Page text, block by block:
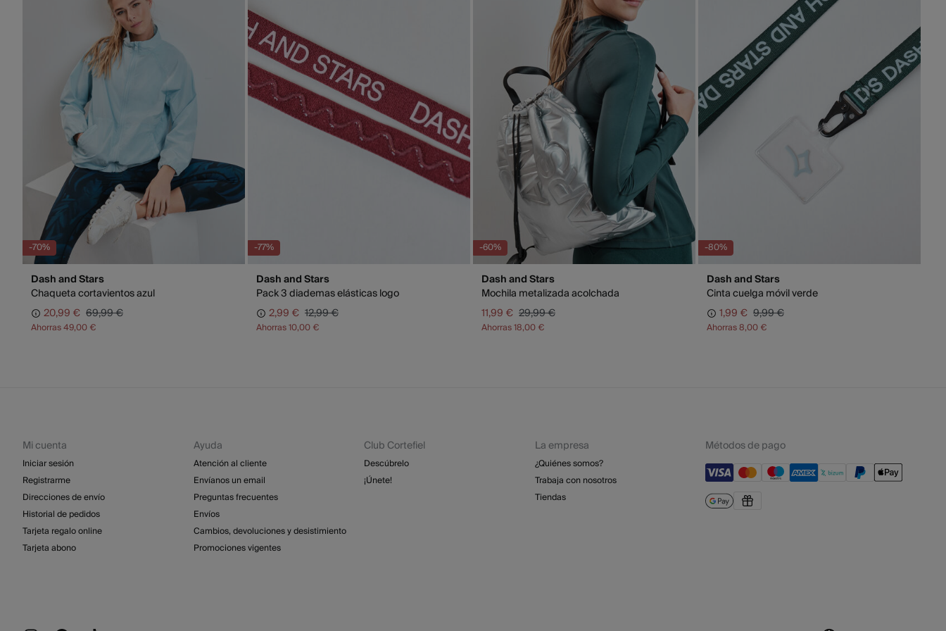
Islas Canarias / Ceuta / Melilla
GRATIS en pedidos superiores a 70 €
Días laborables (L-V). En envíos a Ceuta y Melilla, el cliente deberá
abonar los gastos de aduana correspondientes, los cuales variarán en
función del peso del envío.
-70%
Dash and Stars
Chaqueta cortavientos azul
20,99 € 69,99 €
Ahorras49,00 €
-77%
Dash and Stars
Pack 3 diademas elásticas logo
2,99 € 12,99 €
Ahorras10,00 €
-60%
Dash and Stars
Mochila metalizada acolchada
11,99 € 29,99 €
Ahorras18,00 €
-80%
Dash and Stars
Cinta cuelga móvil verde
1,99 € 9,99 €
Ahorras8,00 €
Mi cuenta
Iniciar sesión
Registrarme
Direcciones de envío
Historial de pedidos
Tarjeta regalo online
Tarjeta abono
Ayuda
Atención al cliente
Envíanos un email
Preguntas frecuentes
Envíos
Cambios, devoluciones y desistimiento
Promociones vigentes
Club Cortefiel
Descúbrelo
¡Únete!
La empresa
¿Quiénes somos?
Trabaja con nosotros
Tiendas
Métodos de pago